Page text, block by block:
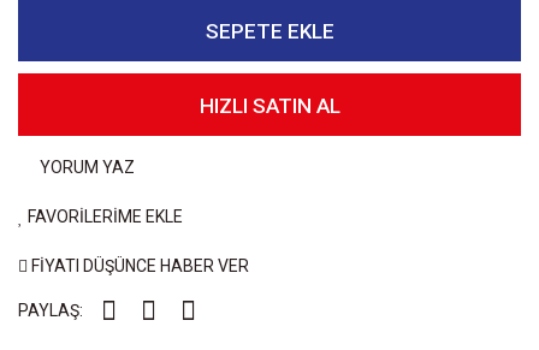
SEPETE EKLE
HIZLI SATIN AL
YORUM YAZ
FAVORİLERİME EKLE
FİYATI DÜŞÜNCE HABER VER
PAYLAŞ: